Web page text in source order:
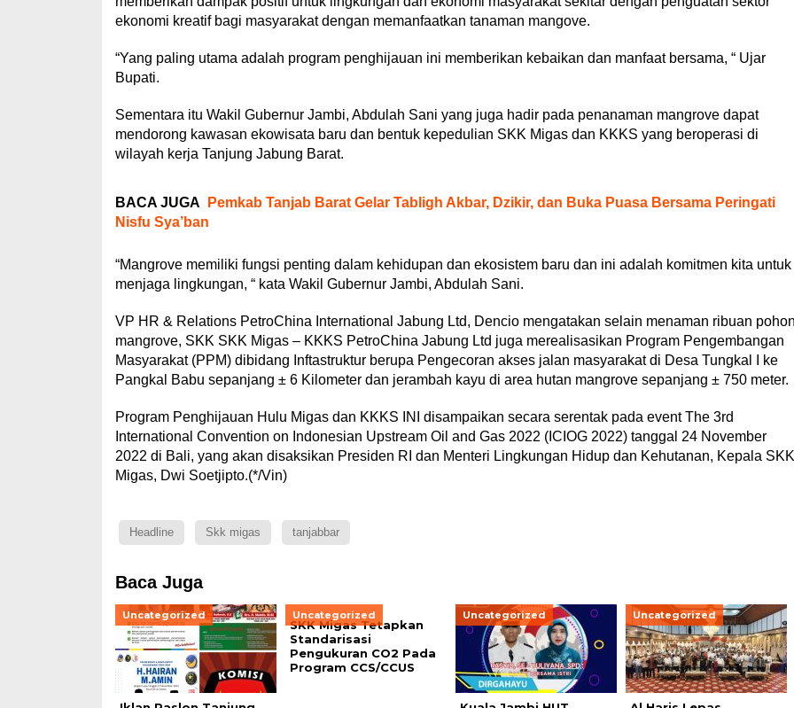
ekonomi kreatif bagi masyarakat dengan memanfaatkan tanaman mangove.
“Yang paling utama adalah program penghijauan ini memberikan kebaikan dan manfaat bersama, “ Ujar
Bupati.
Sementara itu Wakil Gubernur Jambi, Abdulah Sani yang juga hadir pada penanaman mangrove dapat
mendorong kawasan ekowisata baru dan bentuk kepedulian SKK Migas dan KKKS yang beroperasi di
wilayah kerja Tanjung Jabung Barat.
BACA JUGA
Pemkab Tanjab Barat Gelar Tabligh Akbar, Dzikir, dan Buka Puasa Bersama Peringati
Nisfu Sya’ban
“Mangrove memiliki fungsi penting dalam kehidupan dan ekosistem baru dan ini adalah komitmen kita untuk
menjaga lingkungan, “ kata Wakil Gubernur Jambi, Abdulah Sani.
VP HR & Relations PetroChina International Jabung Ltd, Dencio mengatakan selain menaman ribuan
mangrove, SKK SKK Migas – KKKS PetroChina Jabung Ltd juga merealisasikan Program Pengembangan
Masyarakat (PPM) dibidang Inftastruktur berupa Pengecoran akses jalan masyarakat di Desa Tungkal I ke
Pangkal Babu sepanjang ± 6 Kilometer dan jerambah kayu di area hutan mangrove sepanjang ± 750 meter.
Program Penghijauan Hulu Migas dan KKKS INI disampaikan secara serentak pada event The 3rd
International Convention on Indonesian Upstream Oil and Gas 2022 (ICIOG 2022) tanggal 24 November
2022 di Bali, yang akan disaksikan Presiden RI dan Menteri Lingkungan Hidup dan Kehutanan, Kepala SKK
Migas, Dwi Soetjipto.(*/Vin)
Headline Skk migas tanjabbar
Baca Juga
Uncategorized Uncategorized
SKK Migas Tetapkan
Standarisasi
Pengukuran CO2 Pada
Program CCS/CCUS
Uncategorized Uncategorized